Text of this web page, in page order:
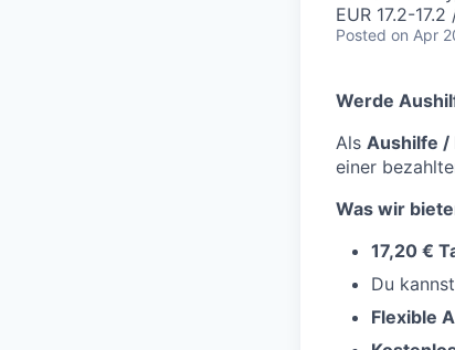
EUR 17.2-
Posted on Apr
Werde
Als Aushilfe /
einer
Was wir
17,20 €
Du
Flexible